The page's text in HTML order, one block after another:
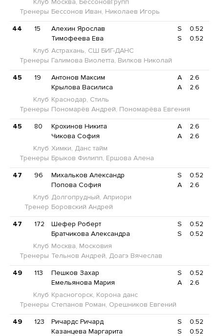
Клуб Москва, БессоновГрупп
Тренеры Бессонов Иван, Николаев Игорь
44 15 Алехин Ярослав S
0.52
Тимофеева Ева
S
0.52
Клуб Астрахань, СШ БИГ-ДАНС
Тренеры Галимова Виолетта, Вилков Николай
45 19 Антонов Максим A
2.6
Крылова Василиса
A
2.6
Клуб Краснодар, Стиль
Тренеры Пономарёв Андрей, Пономарёва Евгения
45 80 Крохинов Никита A
2.6
Чикова София
A
2.6
Клуб Химки, Данс тайм
Тренеры Брыков Филипп, Ершова Алена
47 96 Михальков Александр S
0.52
Попова София
A
2.6
Клуб Долгопрудный, Априори
Тренер Боровский Андрей
47 172 Шефер Роберт S
0.52
Братчикова Александра
S
0.52
Клуб Москва, Московия
Тренеры Тельнов Андрей, Доагэ Вячеслав
49 113 Пешков Захар S
0.52
Емельянова Мария
A
2.6
Клуб Красногорск, Корона данс
Тренеры Степанов Роман, Орешников Евгений
49 123 Ричардс Ричард S
0.52
Казанцева Маргарита
S
0.52